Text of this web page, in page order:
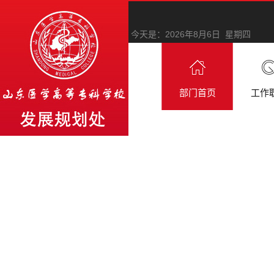
今天是： 2026年8月6日 星期四
部门首页 工作